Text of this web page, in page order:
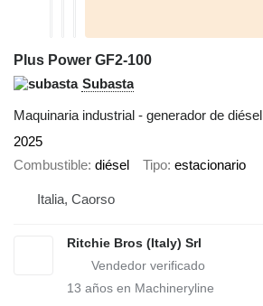
Plus Power GF2-100
Subasta
Maquinaria industrial - generador de diésel
2025
Combustible diésel Tipo estacionario
Italia, Caorso
Ritchie Bros (Italy) Srl
13 años en Machineryline